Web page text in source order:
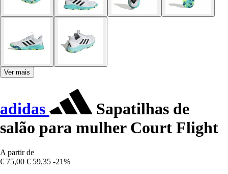
Ver mais
adidas
Sapatilhas de
salão para mulher Court Flight
A partir de
€ 75,00 € 59,35 -21%